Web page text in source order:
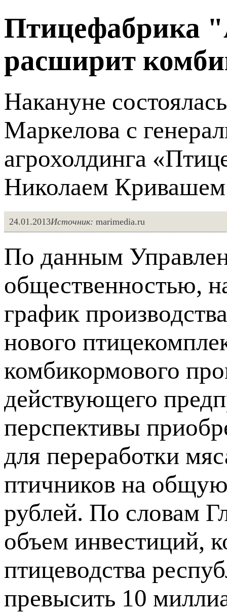
Птицефабрика
расширит
Накануне
Маркелова с
агрохолдинга
Николаем
24.01.2013Источник: marimedia.ru
По данным
общественностью,
график
нового
комбикормового
действующего
перспективы
для переработки
птичников на
рублей. По словам
объем инвестиций,
птицеводства
превысить 10